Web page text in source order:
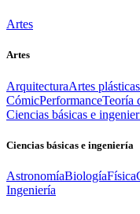
Artes
Artes
ArquitecturaArtes plásticas
CómicPerformanceTeoría
Ciencias básicas e
Ciencias básicas e ingeniería
AstronomíaBiologíaFísica
Ingeniería